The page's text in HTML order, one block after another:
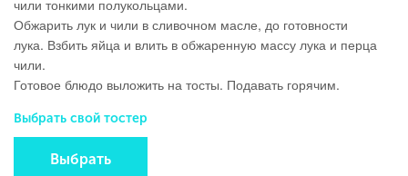
чили тонкими полукольцами.
Обжарить лук и чили в сливочном масле, до готовности
лука. Взбить яйца и влить в обжаренную массу лука и перца
чили.
Готовое блюдо выложить на тосты. Подавать горячим.
Выбрать свой тостер
Выбрать